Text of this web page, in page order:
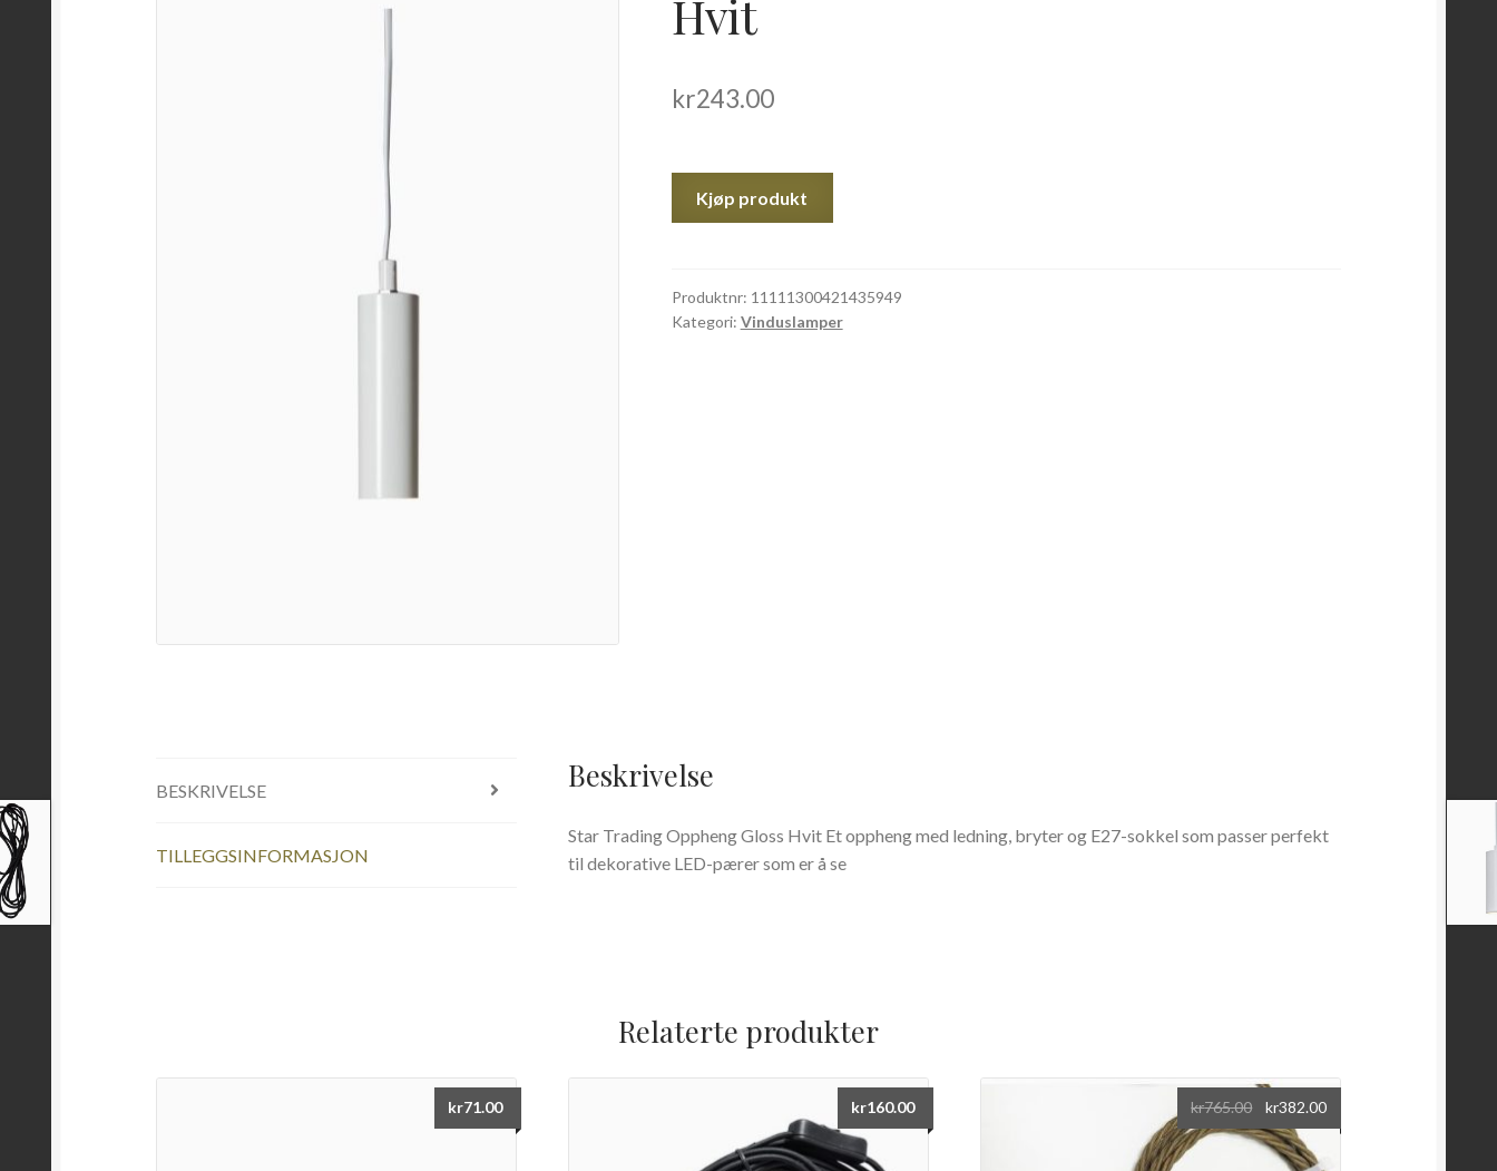
Hvit
kr243.00
Kjøp produkt
Produktnr: 11111300421435949
Kategori: Vinduslamper
BESKRIVELSE
TILLEGGSINFORMASJON
Beskrivelse
Star Trading Oppheng Gloss Hvit Et oppheng med ledning, bryter og E27-sokkel som passer perfekt
til dekorative LED-pærer som er å se
Relaterte produkter
kr71.00 kr160.00 kr765.00 kr382.00